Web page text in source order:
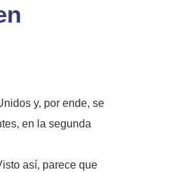
y, por ende, se
en la segunda
así, parece que